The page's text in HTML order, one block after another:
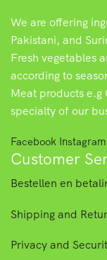
We are offering
Pakistani, and
Fresh vegetables
according to
Meat products e.g
specialty of our
Facebook Instagram
Customer
Bestellen en
Shipping and
Privacy and